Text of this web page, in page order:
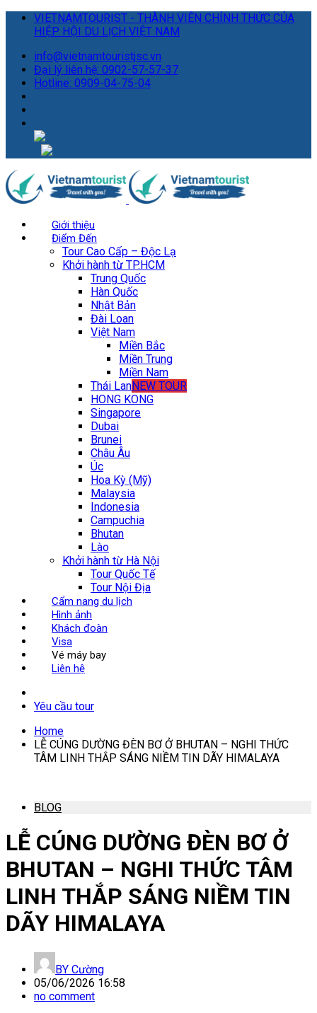
VIETNAMTOURIST - THÀNH VIÊN CHÍNH THỨC CỦA
HIỆP HỘI DU LỊCH VIỆT NAM
info@vietnamtouristjsc.vn
Đại lý liên hệ: 0902-57-57-37
Hotline: 0909-04-75-04
Giới thiệu
Điểm Đến
Tour Cao Cấp – Độc Lạ
Khởi hành từ TP.HCM
Trung Quốc
Hàn Quốc
Nhật Bản
Đài Loan
Việt Nam
Miền Bắc
Miền Trung
Miền Nam
Thái LanNEW TOUR
HONG KONG
Singapore
Dubai
Brunei
Châu Âu
Úc
Hoa Kỳ (Mỹ)
Malaysia
Indonesia
Campuchia
Bhutan
Lào
Khởi hành từ Hà Nội
Tour Quốc Tế
Tour Nội Địa
Cẩm nang du lịch
Hình ảnh
Khách đoàn
Visa
Vé máy bay
Liên hệ
Yêu cầu tour
Home
LỄ CÚNG DƯỜNG ĐÈN BƠ Ở BHUTAN – NGHI THỨC
TÂM LINH THẮP SÁNG NIỀM TIN DÃY HIMALAYA
BLOG
LỄ CÚNG DƯỜNG ĐÈN BƠ Ở
BHUTAN – NGHI THỨC TÂM
LINH THẮP SÁNG NIỀM TIN
DÃY HIMALAYA
BY Cường
05/06/2026 16:58
no comment